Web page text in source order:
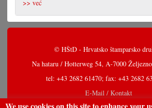
>> već
© HŠtD - Hrvatsko štamparsko
Na hataru / Hotterweg 54, A-7000
tel: +43 2682 61470; fax: +43 2682
E-Mail / Kontakt